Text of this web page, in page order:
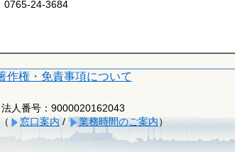
0765-24-3684
作権・免責事項について
法人番号：9000020162043
窓口案内/ 業務時間のご案内）